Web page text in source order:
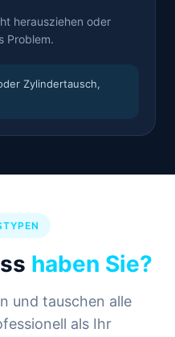
herausziehen oder
Problem.
Zylindertausch,
haben Sie?
und tauschen alle
als Ihr